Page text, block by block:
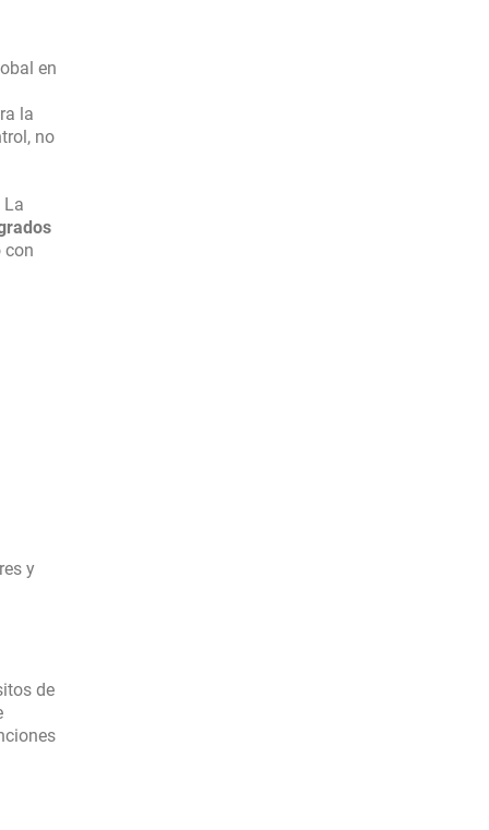
en
la
no
La
con
y
de